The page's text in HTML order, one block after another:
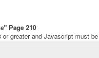
Page 210
greater and Javascript must